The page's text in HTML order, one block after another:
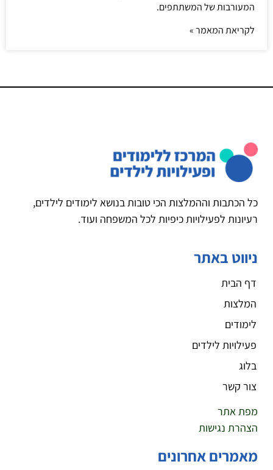
המעורבות של המשתתפים.
לקריאת המאמר »
כל הכתבות וההמלצות הכי טובות בנושא לימודים לילדים,
רעיונות לפעילויות כיפיות לכל המשפחה ועוד.
ניווט באתר
דף הבית
המלצות
לימודים
פעילויות לילדים
בלוג
צור קשר
מפת אתר
הצהרת נגישות
מאמרים אחרונים